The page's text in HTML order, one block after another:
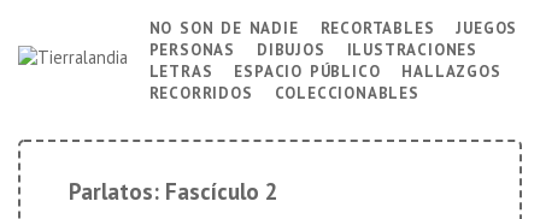
Saltar
Navegación
principal
no son de nadie recortables juegos
personas dibujos ilustraciones
letras espacio público hallazgos
recorridos coleccionables
Parlatos: Fascículo 2